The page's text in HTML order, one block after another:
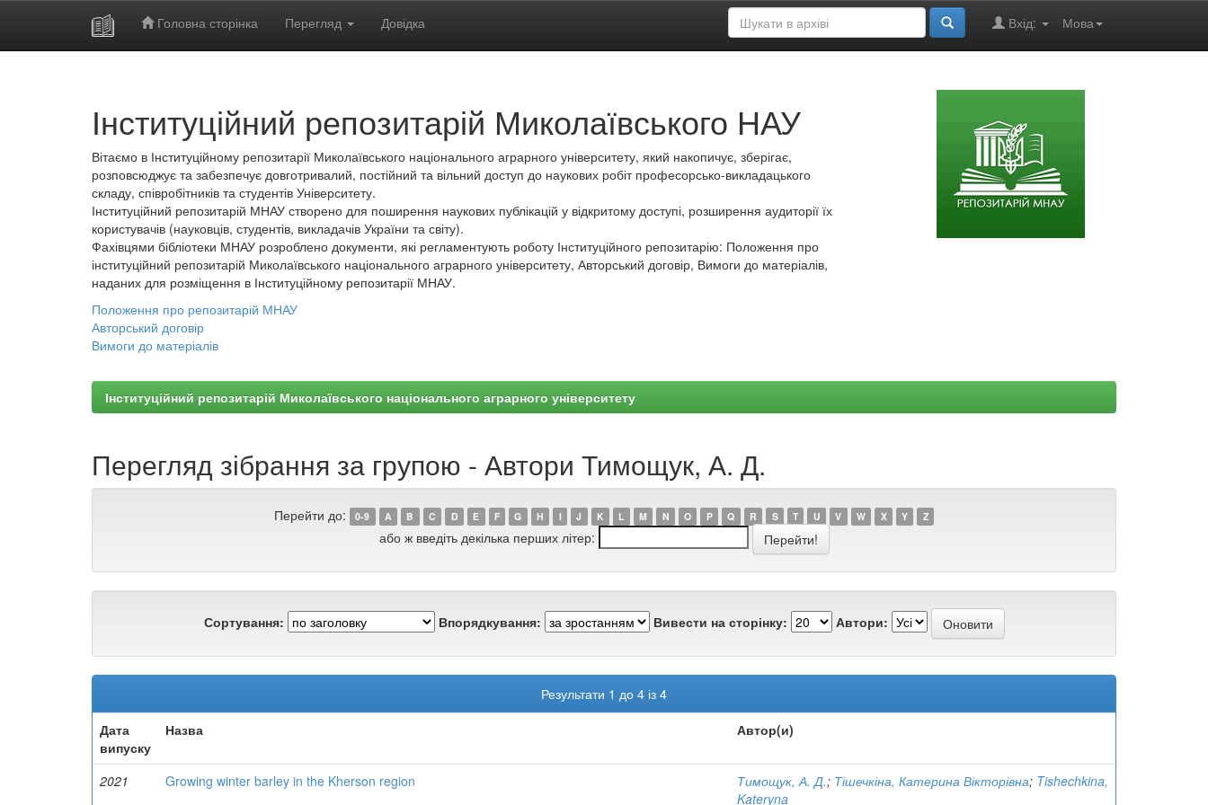
Головна сторінка Перегляд Довідка Мова
Вхід:
Інституційний репозитарій Миколаївського НАУ
Вітаємо в Інституційному репозитарії Миколаївського національного аграрного університету, який накопичує, зберігає,
розповсюджує та забезпечує довготривалий, постійний та вільний доступ до наукових робіт професорсько-викладацького
складу, співробітників та студентів Університету.
Інституційний репозитарій МНАУ створено для поширення наукових публікацій у відкритому доступі, розширення аудиторії їх
користувачів (науковців, студентів, викладачів України та світу).
Фахівцями бібліотеки МНАУ розроблено документи, які регламентують роботу Інституційного репозитарію: Положення про
інституційний репозитарій Миколаївського національного аграрного університету, Авторський договір, Вимоги до матеріалів,
наданих для розміщення в Інституційному репозитарії МНАУ.
Положення про репозитарій МНАУ
Авторський договір
Вимоги до матеріалів
Інституційний репозитарій Миколаївського національного аграрного університету
Перегляд зібрання за групою - Автори Тимощук, А. Д.
Перейти до: 0-9 A B C D E F G H I J K L M N O P Q R S T U V W X Y Z
або ж введіть декілька перших літер:
Сортування: Впорядкування: Вивести на сторінку: Автори:
Результати 1 до 4 із 4
Дата
випуску
Назва Автор(и)
2021 Growing winter barley in the Kherson region Тимощук, А. Д.; Тішечкіна, Катерина Вікторівна; Tishechkina,
Kateryna